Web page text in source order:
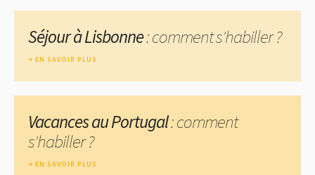
Séjour à Lisbonne: comment s'habiller ?
EN SAVOIR PLUS
Vacances au Portugal: comment
s'habiller ?
EN SAVOIR PLUS